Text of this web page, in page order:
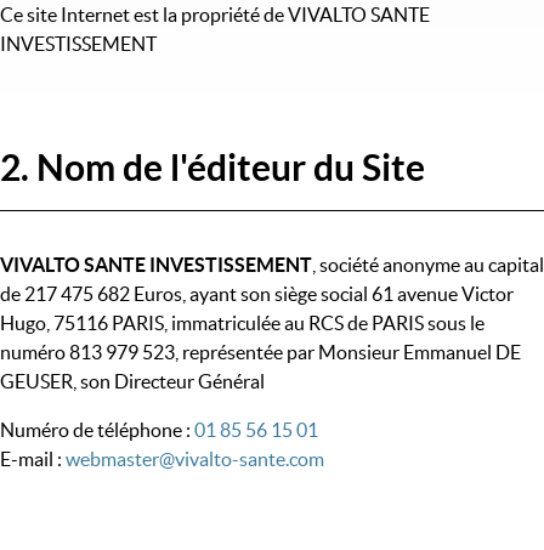
Ce site Internet est la propriété de VIVALTO SANTE
INVESTISSEMENT
2. Nom de l'éditeur du Site
VIVALTO SANTE INVESTISSEMENT , société anonyme au capital
de 217 475 682 Euros, ayant son siège social 61 avenue Victor
Hugo, 75116 PARIS, immatriculée au RCS de PARIS sous le
numéro 813 979 523, représentée par Monsieur Emmanuel DE
GEUSER, son Directeur Général
Numéro de téléphone : 01 85 56 15 01
E-mail : webmaster@vivalto-sante.com